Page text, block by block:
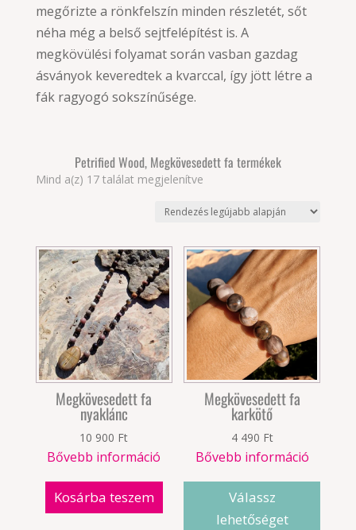
megőrizte a rönkfelszín minden részletét, sőt
néha még a belső sejtfelépítést is. A
megkövülési folyamat során vasban gazdag
ásványok keveredtek a kvarccal, így jött létre a
fák ragyogó sokszínűsége.
Petrified Wood, Megkövesedett fa termékek
Mind a(z) 17 találat megjelenítveSorted
latest
Megkövesedett fa
nyaklánc
10 900 Ft
Bővebb információ
Kosárba teszem
Megkövesedett fa
karkötő
4 490 Ft
Bővebb információ
Válassz
lehetőséget